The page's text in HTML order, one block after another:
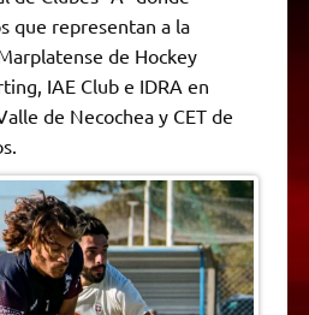
r
i
n
d
l
que representan a la
de Hockey
IAE Club e IDRA en
de Necochea y CET de